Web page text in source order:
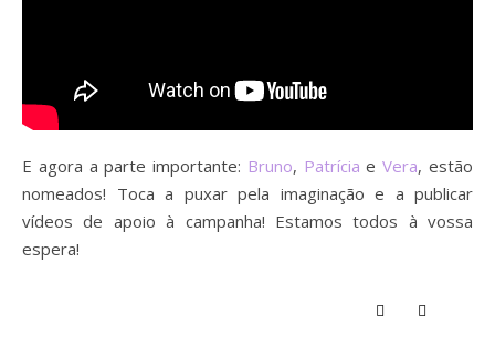
E agora a parte importante: Bruno, Patrícia eVera, estão
nomeados! Toca a puxar pela imaginação e a publicar
vídeos de apoio à campanha! Estamos todos à vossa
espera!